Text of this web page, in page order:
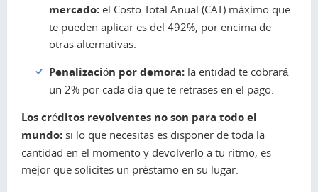
mercado: el Costo Total Anual (CAT) máximo que
te pueden aplicar es del 492%, por encima de
otras alternativas.
Penalización por demora: la entidad te cobrará
un 2% por cada día que te retrases en el pago.
Los créditos revolventes no son para todo el
mundo: si lo que necesitas es disponer de toda la
cantidad en el momento y devolverlo a tu ritmo, es
mejor que solicites un préstamo en su lugar.